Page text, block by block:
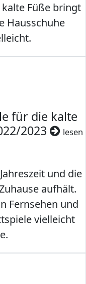
Füße bringt
Hausschuhe
für die kalte
2023
lesen
und die
aufhält.
Fernsehen und
vielleicht